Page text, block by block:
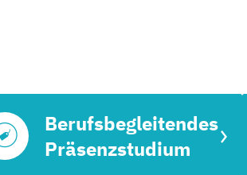
Berufsbegleitendes
Präsenzstudium